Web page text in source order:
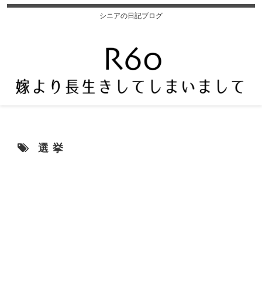
シニアの日記ブログ
選挙